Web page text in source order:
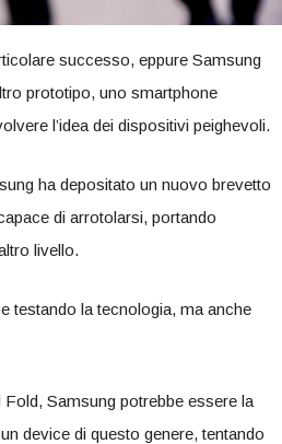
successo, eppure Samsung
prototipo, uno smartphone
l’idea dei dispositivi peighevoli.
ha depositato un nuovo brevetto
di arrotolarsi, portando
livello.
testando la tecnologia, ma anche
Samsung potrebbe essere la
device di questo genere, tentando